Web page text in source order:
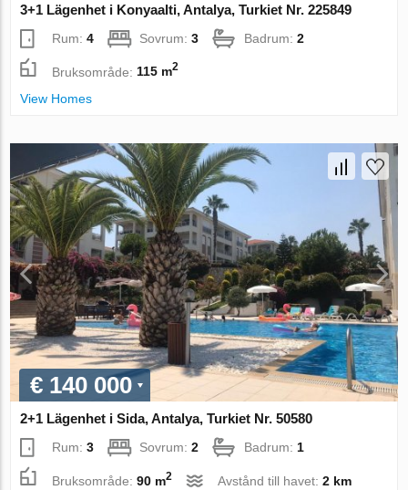
3+1 Lägenhet i Konyaalti, Antalya, Turkiet Nr. 225849
Rum:4 Sovrum:3 Badrum:2
Bruksområde:115 m2
View Homes
€ 140 000
2+1 Lägenhet i Sida, Antalya, Turkiet Nr. 50580
Rum:3 Sovrum:2 Badrum:1
Bruksområde:90 m2 Avstånd till havet:2 km